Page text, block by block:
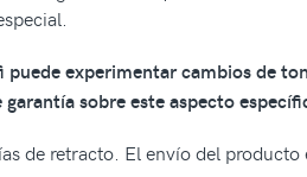
experimentar cambios de
sobre este aspecto
de retracto. El envío del